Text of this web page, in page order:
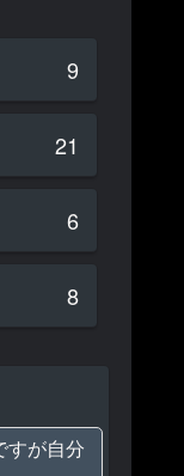
9
21
6
8
すが自分